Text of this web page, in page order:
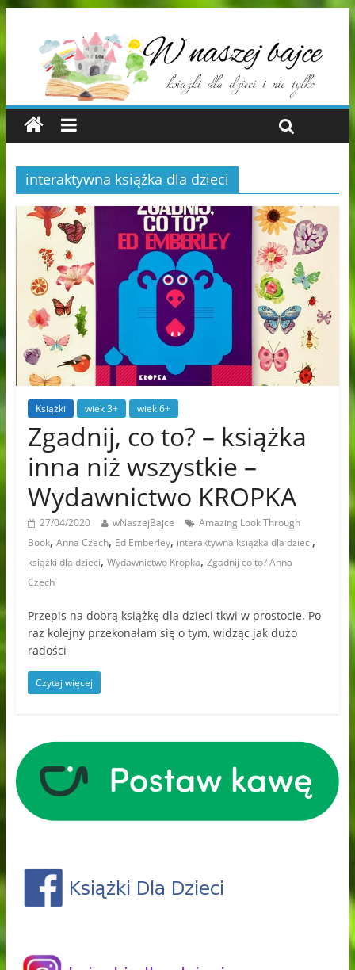
interaktywna książka dla dzieci
Książki wiek 3+ wiek 6+
Zgadnij, co to? – książka
inna niż wszystkie –
Wydawnictwo KROPKA
27/04/2020 wNaszejBajce
Amazing Look Through
Book, Anna Czech, Ed Emberley, interaktywna książka dla dzieci,
książki dla dzieci, Wydawnictwo Kropka, Zgadnij co to? Anna
Czech
Przepis na dobrą książkę dla dzieci tkwi w prostocie. Po
raz kolejny przekonałam się o tym, widząc jak dużo
radości
Czytaj więcej